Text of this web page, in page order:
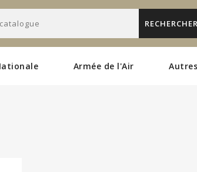
RECHERCHER
Armée de l'Air